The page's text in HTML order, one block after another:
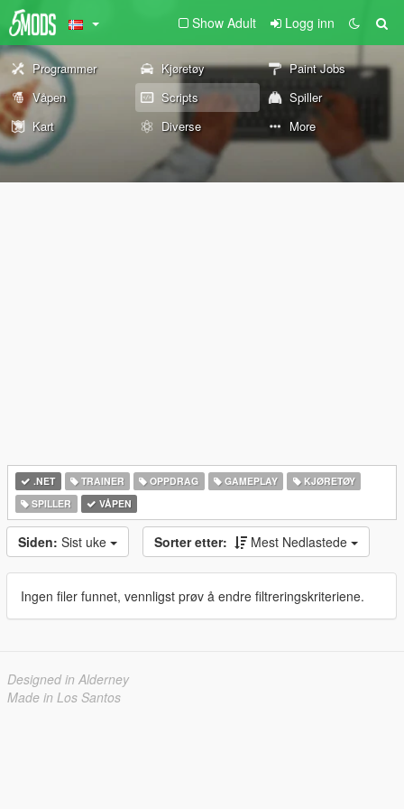
Show Adult Logg inn
Programmer Kjøretøy
Paint Jobs
Våpen
Scripts
Spiller
Kart
Diverse More
.NET TRAINER OPPDRAG GAMEPLAY
KJØRETØY
SPILLER
VÅPEN
Siden: Sist uke Sorter etter: Mest Nedlastede
Ingen filer funnet, vennligst prøv å endre filtreringskriteriene.
Designed in Alderney
Made in Los Santos